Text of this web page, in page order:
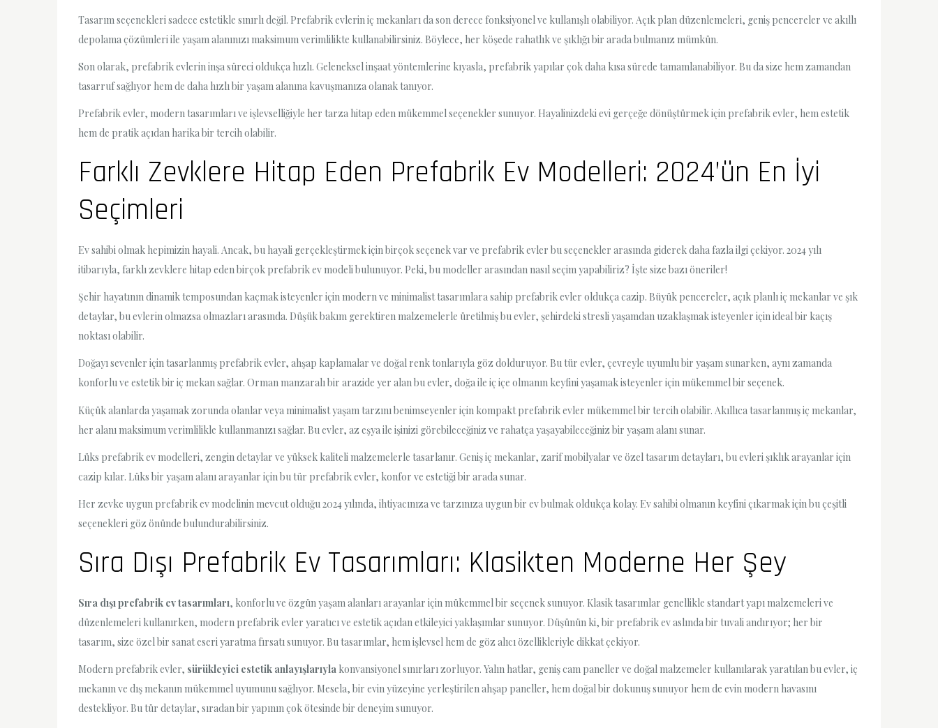
Tasarım seçenekleri sadece estetikle sınırlı değil. Prefabrik evlerin iç mekanları da son derece fonksiyonel ve kullanışlı olabiliyor. Açık plan düzenlemeleri, geniş pencereler ve akıllı
depolama çözümleri ile yaşam alanınızı maksimum verimlilikte kullanabilirsiniz. Böylece, her köşede rahatlık ve şıklığı bir arada bulmanız mümkün.
Son olarak, prefabrik evlerin inşa süreci oldukça hızlı. Geleneksel inşaat yöntemlerine kıyasla, prefabrik yapılar çok daha kısa sürede tamamlanabiliyor. Bu da size hem zamandan
tasarruf sağlıyor hem de daha hızlı bir yaşam alanına kavuşmanıza olanak tanıyor.
Prefabrik evler, modern tasarımları ve işlevselliğiyle her tarza hitap eden mükemmel seçenekler sunuyor. Hayalinizdeki evi gerçeğe dönüştürmek için prefabrik evler, hem estetik
hem de pratik açıdan harika bir tercih olabilir.
Farklı Zevklere Hitap Eden Prefabrik Ev Modelleri: 2024’ün En İyi
Seçimleri
Ev sahibi olmak hepimizin hayali. Ancak, bu hayali gerçekleştirmek için birçok seçenek var ve prefabrik evler bu seçenekler arasında giderek daha fazla ilgi çekiyor. 2024 yılı
itibarıyla, farklı zevklere hitap eden birçok prefabrik ev modeli bulunuyor. Peki, bu modeller arasından nasıl seçim yapabiliriz? İşte size bazı öneriler!
Şehir hayatının dinamik temposundan kaçmak isteyenler için modern ve minimalist tasarımlara sahip prefabrik evler oldukça cazip. Büyük pencereler, açık planlı iç mekanlar ve şık
detaylar, bu evlerin olmazsa olmazları arasında. Düşük bakım gerektiren malzemelerle üretilmiş bu evler, şehirdeki stresli yaşamdan uzaklaşmak isteyenler için ideal bir kaçış
noktası olabilir.
Doğayı sevenler için tasarlanmış prefabrik evler, ahşap kaplamalar ve doğal renk tonlarıyla göz dolduruyor. Bu tür evler, çevreyle uyumlu bir yaşam sunarken, aynı zamanda
konforlu ve estetik bir iç mekan sağlar. Orman manzaralı bir arazide yer alan bu evler, doğa ile iç içe olmanın keyfini yaşamak isteyenler için mükemmel bir seçenek.
Küçük alanlarda yaşamak zorunda olanlar veya minimalist yaşam tarzını benimseyenler için kompakt prefabrik evler mükemmel bir tercih olabilir. Akıllıca tasarlanmış iç mekanlar,
her alanı maksimum verimlilikle kullanmanızı sağlar. Bu evler, az eşya ile işinizi görebileceğiniz ve rahatça yaşayabileceğiniz bir yaşam alanı sunar.
Lüks prefabrik ev modelleri, zengin detaylar ve yüksek kaliteli malzemelerle tasarlanır. Geniş iç mekanlar, zarif mobilyalar ve özel tasarım detayları, bu evleri şıklık arayanlar için
cazip kılar. Lüks bir yaşam alanı arayanlar için bu tür prefabrik evler, konfor ve estetiği bir arada sunar.
Her zevke uygun prefabrik ev modelinin mevcut olduğu 2024 yılında, ihtiyacınıza ve tarzınıza uygun bir ev bulmak oldukça kolay. Ev sahibi olmanın keyfini çıkarmak için bu çeşitli
seçenekleri göz önünde bulundurabilirsiniz.
Sıra Dışı Prefabrik Ev Tasarımları: Klasikten Moderne Her Şey
Sıra dışı prefabrik ev tasarımları, konforlu ve özgün yaşam alanları arayanlar için mükemmel bir seçenek sunuyor. Klasik tasarımlar genellikle standart yapı malzemeleri ve
düzenlemeleri kullanırken, modern prefabrik evler yaratıcı ve estetik açıdan etkileyici yaklaşımlar sunuyor. Düşünün ki, bir prefabrik ev aslında bir tuvali andırıyor; her bir
tasarım, size özel bir sanat eseri yaratma fırsatı sunuyor. Bu tasarımlar, hem işlevsel hem de göz alıcı özellikleriyle dikkat çekiyor.
Modern prefabrik evler, sürükleyici estetik anlayışlarıyla konvansiyonel sınırları zorluyor. Yalın hatlar, geniş cam paneller ve doğal malzemeler kullanılarak yaratılan bu evler, iç
mekanın ve dış mekanın mükemmel uyumunu sağlıyor. Mesela, bir evin yüzeyine yerleştirilen ahşap paneller, hem doğal bir dokunuş sunuyor hem de evin modern havasını
destekliyor. Bu tür detaylar, sıradan bir yapının çok ötesinde bir deneyim sunuyor.